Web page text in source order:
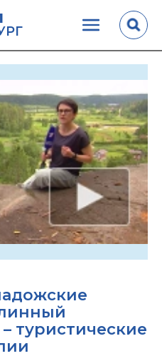
туристические